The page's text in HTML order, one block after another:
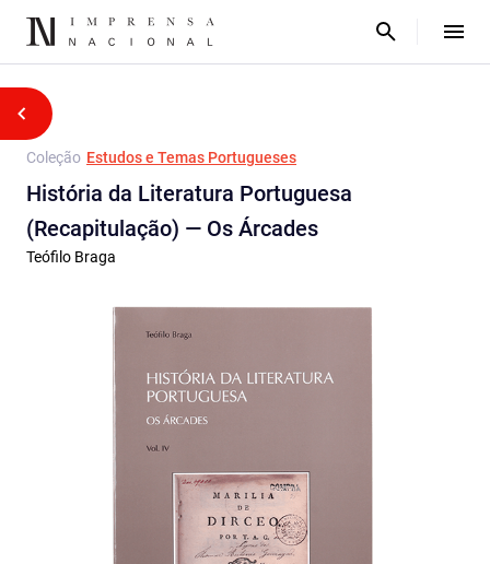
Coleção Estudos e Temas Portugueses
História da Literatura Portuguesa
(Recapitulação) — Os Árcades
Teófilo Braga